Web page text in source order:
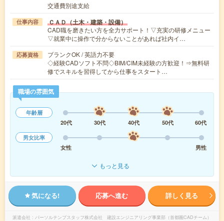
交通費別途支給
仕事内容 ＣＡＤ（土木・建築・設備）
CAD職を磨きたい方を全力サポート！▽充実の研修メニュー
▽就業中に操作で分からないことがあれば社内イ…
応募資格
ブランクOK / 英語力不要
◇経験CADソフト不問◇BIM/CIM未経験の方歓迎！⇒無料研
修でスキルを習得してから仕事をスタート…
職場の雰囲気
年齢層
20代
30代 40代 50代
60代
男女比率
女性
男性
もっと見る
気になる! 応募へ進む 詳しく見る
派遣会社 パーソルテンプスタッフ株式会社 建設エンジニアリング事業部（首都圏CADチーム）